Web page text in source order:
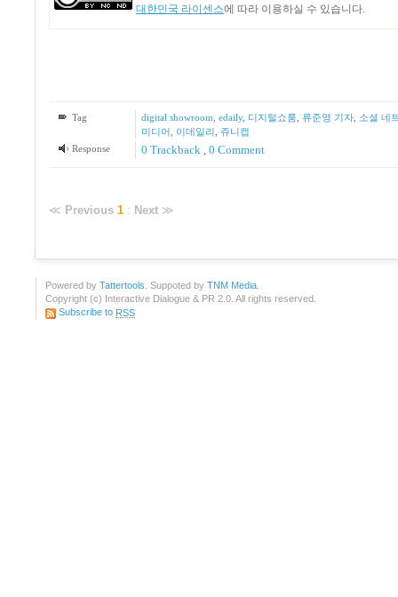
대한민국 라이센스에 따라 이용하실 수 있습니다.
Tag digital showroom edaily, 디지털쇼룸 류준영 기자, 소셜 네
미디어
이데일리 쥬니캡
Response
0 Trackback 0 Comment
≪ Previous 1 : Next ≫
Powered by Tattertools. Suppoted by TNM Media.
Copyright (c) Interactive Dialogue & PR 2.0. All rights reserved.
Subscribe to RSS